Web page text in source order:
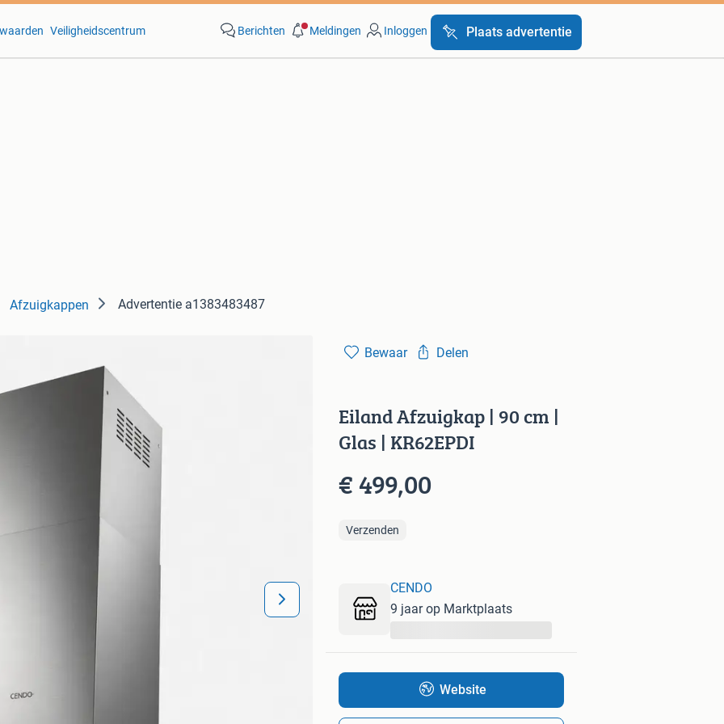
Veiligheidscentrum Berichten Meldingen Inloggen Plaats advertentie
Afzuigkappen Advertentie a1383483487
Bewaar Delen
Eiland Afzuigkap | 90 cm |
Glas | KR62EPDI
€ 499,00
Verzenden
CENDO
9 jaar op Marktplaats
Website